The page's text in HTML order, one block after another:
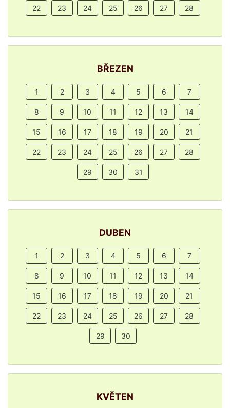
22 23 24 25 26 27 28
BŘEZEN
1 2 3 4 5 6 7
8 9 10 11 12 13 14
15 16 17 18 19 20 21
22 23 24 25 26 27 28
29 30 31
DUBEN
1 2 3 4 5 6 7
8 9 10 11 12 13 14
15 16 17 18 19 20 21
22 23 24 25 26 27 28
29 30
KVĚTEN